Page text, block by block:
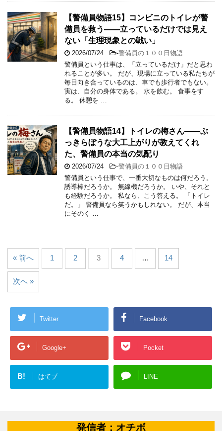
【警備員物語15】コンビニのトイレが警
備員を救う――立っているだけでは見え
ない「生理現象との戦い」
2026/07/24 -警備員の１００日物語
警備員という仕事は、「立っているだけ」だと思わ
れることが多い。 だが、現場に立っている私たちが
毎日向き合っているのは、車でも歩行者でもない。
実は、自分の身体である。 水を飲む。 食事をす
る。 休憩を …
【警備員物語14】トイレの梅さん――ぶ
っきらぼうな大工上がりが教えてくれ
た、警備員の本当の気配り
2026/07/24 -警備員の１００日物語
警備員という仕事で、一番大切なものは何だろう。
誘導棒だろうか。 無線機だろうか。 いや、それと
も経験だろうか。 私なら、こう答える。 「トイレ
だ。」 警備員なら笑うかもしれない。 だが、本当
にそのく …
« 前へ 1 2 3 4 … 14
次へ »
Twitter Facebook
Google+ Pocket
B! はてブ LINE
発信者：オチボ